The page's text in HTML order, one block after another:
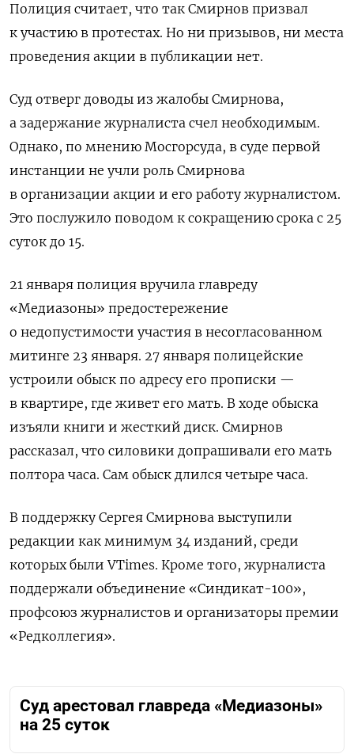
Полиция считает, что так Смирнов призвал
к участию в протестах. Но ни призывов, ни места
проведения акции в публикации нет.
Суд отверг доводы из жалобы Смирнова,
а задержание журналиста счел необходимым.
Однако, по мнению Мосгорсуда, в суде первой
инстанции не учли роль Смирнова
в организации акции и его работу журналистом.
Это послужило поводом к сокращению срока с 25
суток до 15.
21 января полиция вручила главреду
«Медиазоны» предостережение
о недопустимости участия в несогласованном
митинге 23 января. 27 января полицейские
устроили обыск по адресу его прописки —
в квартире, где живет его мать. В ходе обыска
изъяли книги и жесткий диск. Смирнов
рассказал, что силовики допрашивали его мать
полтора часа. Сам обыск длился четыре часа.
В поддержку Сергея Смирнова выступили
редакции как минимум 34 изданий, среди
которых были VTimes. Кроме того, журналиста
поддержали объединение «Синдикат-100»,
профсоюз журналистов и организаторы премии
«Редколлегия».
Суд арестовал главреда «Медиазоны»
на 25 суток